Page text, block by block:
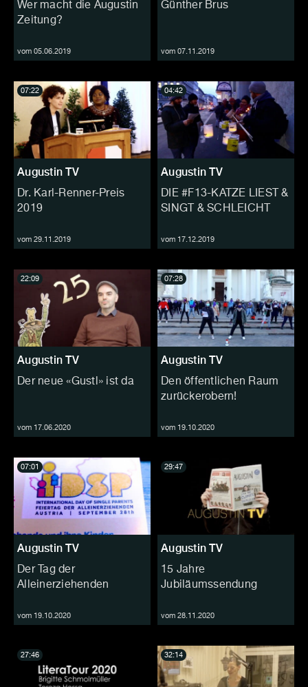
Wer macht die Augustin
Zeitung?
vom 05.06.2019
Günther Brus
vom 07.11.2019
Augustin TV
Dr. Karl-Renner-Preis
2019
vom 29.11.2019
07:22
Augustin TV
DIE #F13-KATZE LIEST &
SINGT & SCHLEICHT
vom 17.12.2019
04:42
Augustin TV
Der neue «Gustl» ist da
vom 17.06.2020
22:09
Augustin TV
Den öffentlichen Raum
zurückerobern!
vom 19.10.2020
07:28
Augustin TV
Der Tag der
Alleinerziehenden
vom 19.10.2020
07:01
Augustin TV
15 Jahre
Jubiläumssendung
vom 28.11.2020
29:47
27:46 32:14